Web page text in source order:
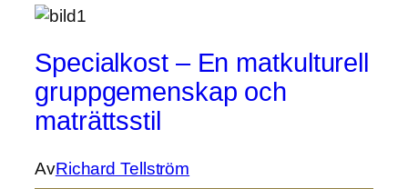
Specialkost – En matkulturell
gruppgemenskap och
maträttsstil
AvRichard Tellström